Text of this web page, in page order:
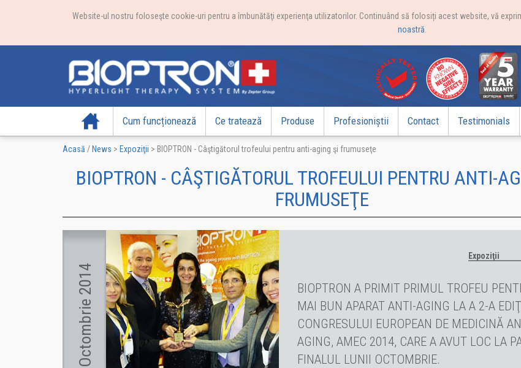
Website-ul nostru foloseşte cookie-uri pentru a îmbunătăţi experienţa utilizatorilor. Continuând să folosiți acest website, vă
noastră
Acasă Cum funcționează Ce tratează Produse Profesioniștii Contact Testimonials
Acasă / News > Expoziţii > BIOPTRON - Câştigătorul trofeului pentru anti-aging şi frumuseţe
BIOPTRON - CÂŞTIGĂTORUL TROFEULUI PENTRU ANTI-
FRUMUSEŢE
Octombrie 2014
Expoziţii
BIOPTRON A PRIMIT PRIMUL TROFEU
MAI BUN APARAT ANTI-AGING LA A 2-A
CONGRESULUI EUROPEAN DE MEDICINĂ
AGING, AMEC 2014, CARE A AVUT LOC LA
FINALUL LUNII OCTOMBRIE.